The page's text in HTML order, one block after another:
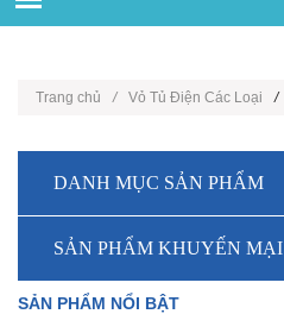
Trang chủ / Vỏ Tủ Điện Các Loại /
DANH MỤC SẢN PHẨM
SẢN PHẨM KHUYẾN MẠI
SẢN PHẨM NỔI BẬT